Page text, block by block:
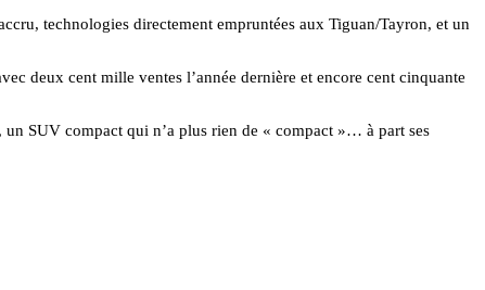
technologies directement empruntées aux Tiguan/Tayron, et un
deux cent mille ventes l’année dernière et encore cent cinquante
SUV compact qui n’a plus rien de « compact »… à part ses